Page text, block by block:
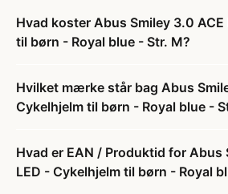
Hvad koster Abus Smiley 3.0
til børn - Royal blue - Str. M?
Hvilket mærke står bag Abus
Cykelhjelm til børn - Royal blue -
Hvad er EAN / Produktid for Abus
LED - Cykelhjelm til børn - Royal